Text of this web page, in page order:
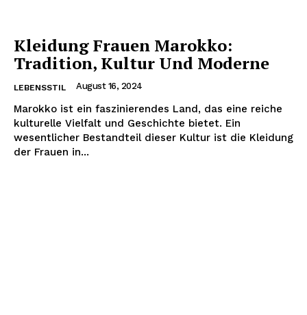
Kleidung Frauen Marokko:
Tradition, Kultur Und Moderne
LEBENSSTIL August 16, 2024
Marokko ist ein faszinierendes Land, das eine reiche
kulturelle Vielfalt und Geschichte bietet. Ein
wesentlicher Bestandteil dieser Kultur ist die Kleidung
der Frauen in...